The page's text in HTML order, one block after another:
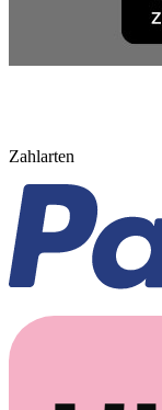
Zahlarten